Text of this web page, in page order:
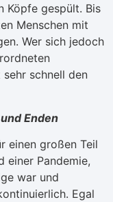
Köpfe gespült. Bis
Menschen mit
Wer sich jedoch
schnell den
Enden
einen großen Teil
einer Pandemie,
war und
Egal